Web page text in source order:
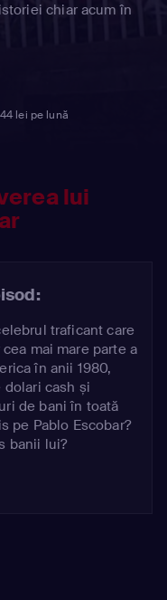
chiar acum în
lei pe lună
lui
traficant care
mai mare parte a
în anii 1980,
dolari cash și
de bani în toată
pe Pablo Escobar?
banii lui?